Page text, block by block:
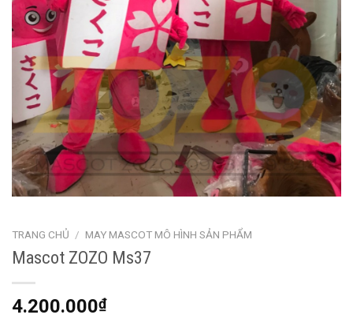
TRANG CHỦ / MAY MASCOT MÔ HÌNH SẢN PHẨM
Mascot ZOZO Ms37
4.200.000₫